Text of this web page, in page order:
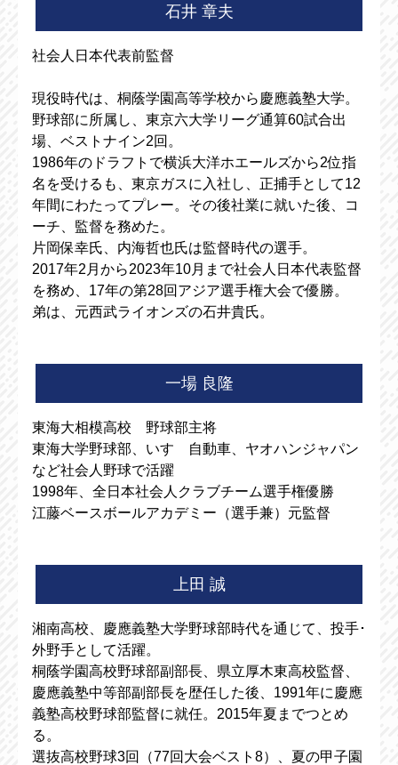
石井 章夫
社会人日本代表前監督
現役時代は、桐蔭学園高等学校から慶應義塾大学。
野球部に所属し、東京六大学リーグ通算60試合出
場、ベストナイン2回。
1986年のドラフトで横浜大洋ホエールズから2位指
名を受けるも、東京ガスに入社し、正捕手として12
年間にわたってプレー。その後社業に就いた後、コ
ーチ、監督を務めた。
片岡保幸氏、内海哲也氏は監督時代の選手。
2017年2月から2023年10月まで社会人日本代表監督
を務め、17年の第28回アジア選手権大会で優勝。
弟は、元西武ライオンズの石井貴氏。
一場 良隆
東海大相模高校 野球部主将
東海大学野球部、いすゞ自動車、ヤオハンジャパン
など社会人野球で活躍
1998年、全日本社会人クラブチーム選手権優勝
江藤ベースボールアカデミー（選手兼）元監督
上田 誠
湘南高校、慶應義塾大学野球部時代を通じて、投手･
外野手として活躍。
桐蔭学園高校野球部副部長、県立厚木東高校監督、
慶應義塾中等部副部長を歴任した後、1991年に慶應
義塾高校野球部監督に就任。2015年夏までつとめ
る。
選抜高校野球3回（77回大会ベスト8）、夏の甲子園